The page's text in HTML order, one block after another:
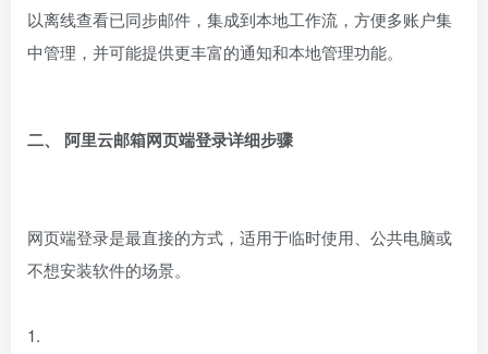
以离线查看已同步邮件，集成到本地工作流，方便多账户集
中管理，并可能提供更丰富的通知和本地管理功能。
二、 阿里云邮箱网页端登录详细步骤
网页端登录是最直接的方式，适用于临时使用、公共电脑或
不想安装软件的场景。
1.